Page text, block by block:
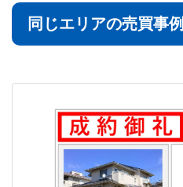
同じエリアの売買事例